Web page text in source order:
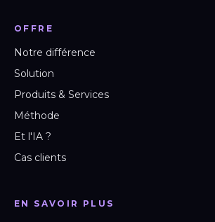
OFFRE
Notre différence
Solution
Produits & Services
Méthode
Et l'IA ?
Cas clients
EN SAVOIR PLUS